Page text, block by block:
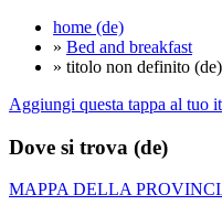
home (de)
» Bed and breakfast
» titolo non definito (de)
Aggiungi questa tappa al tuo
Dove si trova (de)
MAPPA DELLA